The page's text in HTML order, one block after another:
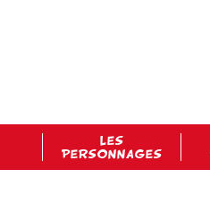
LES
PERSONNAGES